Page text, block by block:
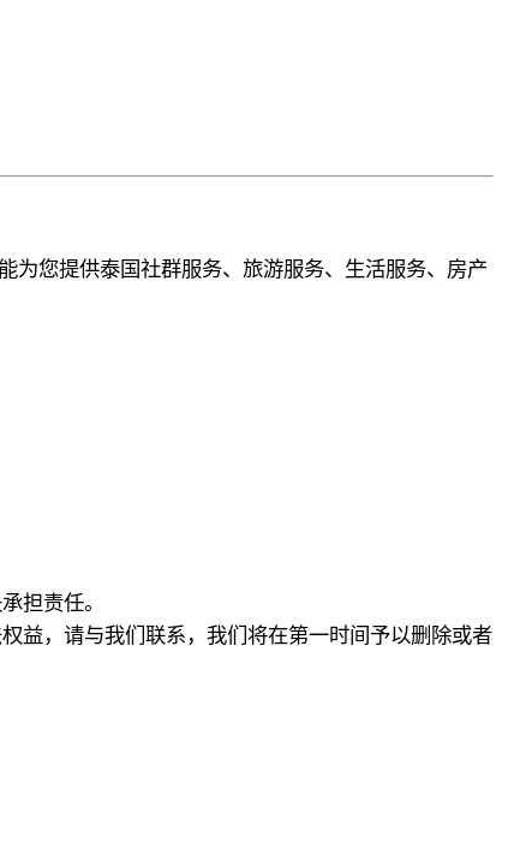
为您提供泰国社群服务、旅游服务、生活服务、房产
担责任。
益，请与我们联系，我们将在第一时间予以删除或者